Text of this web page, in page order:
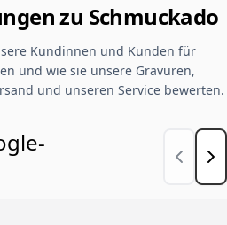
zu Schmuckado
Kundinnen und Kunden für
und wie sie unsere Gravuren,
und unseren Service bewerten.